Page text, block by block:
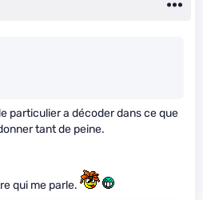
particulier a décoder dans ce que
tant de peine.
qui me parle.